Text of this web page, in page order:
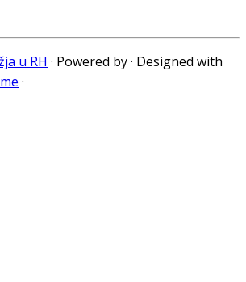
u RH · Powered by· Designed with
·